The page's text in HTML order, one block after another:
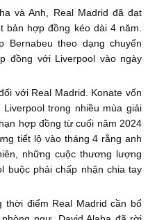
và Anh, Real Madrid đã đạt
bản hợp đồng kéo dài 4 năm.
Bernabeu theo dạng chuyển
đồng với Liverpool vào ngày
với Real Madrid. Konate vốn
trong nhiều mùa giải
hợp đồng từ cuối năm 2024
tiết lộ vào tháng 4 rằng anh
những cuộc thương lượng
buộc phải chấp nhận chia tay
thời điểm Real Madrid cần bổ